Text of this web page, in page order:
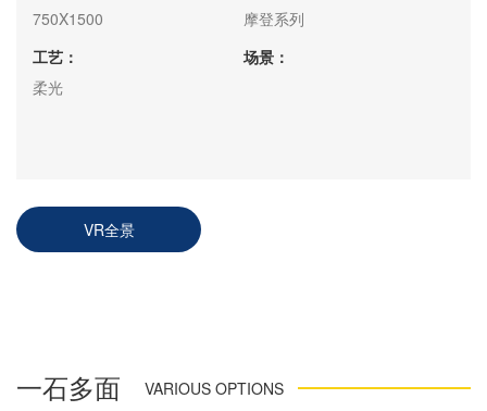
750X1500
摩登系列
工艺：
柔光
场景：
VR全景
一石多面 VARIOUS OPTIONS